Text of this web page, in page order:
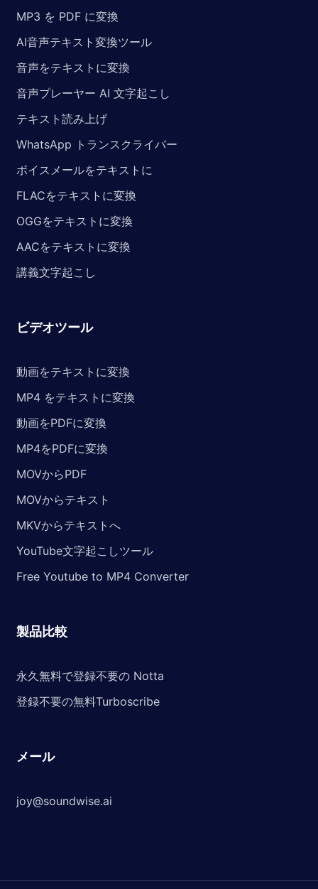
MP3 を PDF に変換
AI音声テキスト変換ツール
音声をテキストに変換
音声プレーヤー AI 文字起こし
テキスト読み上げ
WhatsApp トランスクライバー
ボイスメールをテキストに
FLACをテキストに変換
OGGをテキストに変換
AACをテキストに変換
講義文字起こし
ビデオツール
動画をテキストに変換
MP4 をテキストに変換
動画をPDFに変換
MP4をPDFに変換
MOVからPDF
MOVからテキスト
MKVからテキストへ
YouTube文字起こしツール
Free Youtube to MP4 Converter
製品比較
永久無料で登録不要の Notta
登録不要の無料Turboscribe
メール
joy@soundwise.ai